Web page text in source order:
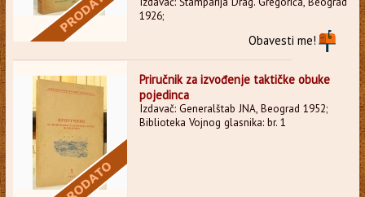
1926;
Obavesti me!
Priručnik za izvođenje taktičke obuke
pojedinca
Izdavač: Generalštab JNA, Beograd 1952;
Biblioteka Vojnog glasnika: br. 1